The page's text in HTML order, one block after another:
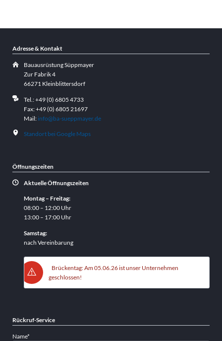
Adresse & Kontakt
Bauausrüstung Süppmayer
Zur Fabrik 4
66271 Kleinblittersdorf
Tel.: +49 (0) 6805 4733
Fax: +49 (0) 6805 21697
Mail: info@ba-sueppmayer.de
Standort bei Google Maps
Öffnungszeiten
Aktuelle Öffnungszeiten
Montag – Freitag:
08:00 – 12:00 Uhr
13:00 – 17:00 Uhr
Samstag:
nach Vereinbarung
Brückentag: Am 05.06.26 ist unser Unternehmen
geschlossen!
Rückruf-Service
Pflichtfeld
Name*